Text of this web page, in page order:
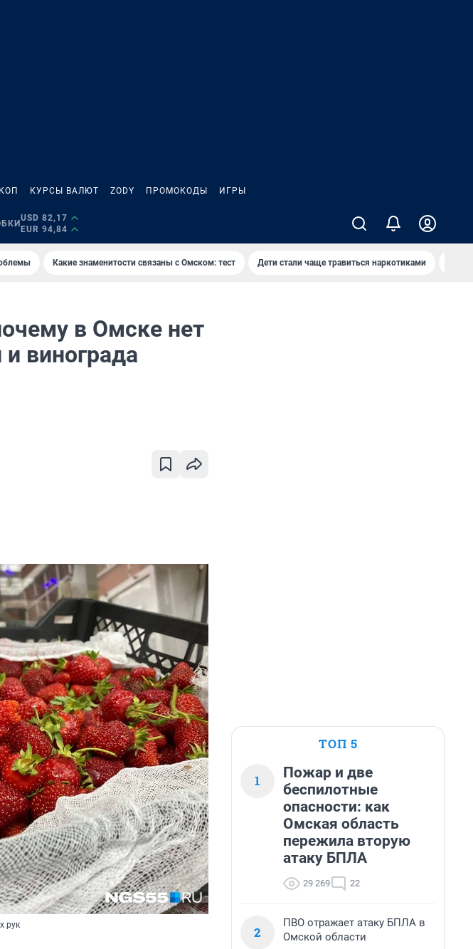
КУРСЫ ВАЛЮТ ZODY ПРОМОКОДЫ ИГРЫ
USD 82,17
EUR 94,84
Какие знаменитости связаны с Омском: тест Дети стали чаще травиться наркотиками
в Омске нет
винограда
рук
ТОП 5
1
Пожар и две
беспилотные
опасности: как
Омская область
пережила вторую
атаку БПЛА
29 269 22
2
ПВО отражает атаку БПЛА в
Омской области